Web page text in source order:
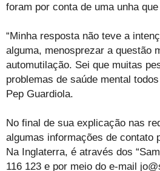
foram por conta de uma unha
“Minha resposta não teve a
alguma, menosprezar a questão
automutilação. Sei que muitas
problemas de saúde mental
Pep Guardiola.
No final de sua explicação nas
algumas informações de contato
Na Inglaterra, é através dos
116 123 e por meio do e-mail